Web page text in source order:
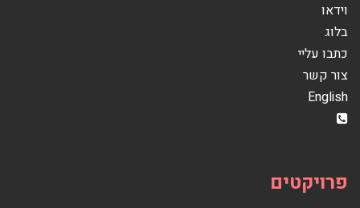
וידאו
בלוג
כתבו עליי
צור קשר
English
פרויקטים